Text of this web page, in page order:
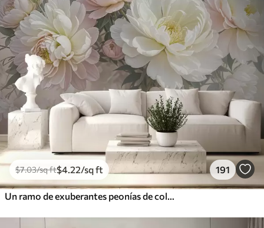
$7.03/sq ft$4 .22/sq ft 191